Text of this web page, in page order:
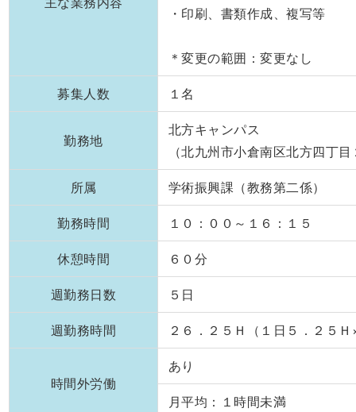
・印刷、書類作成、複写等
＊変更の範囲：変更なし
募集人数
１名
勤務地
北方キャンパス
（北九州市小倉南区北方四丁
所属
学術振興課（教務第二係）
勤務時間
１０：００～１６：１５
休憩時間
６０分
週勤務日数
５日
週勤務時間
２６．２５Ｈ（１日５．２５
時間外労働
あり
月平均：１時間未満